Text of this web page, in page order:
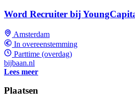
Word Recruiter bij
Amsterdam
In overeenstemming
Parttime (overdag)
bijbaan.nl
Lees meer
Plaatsen